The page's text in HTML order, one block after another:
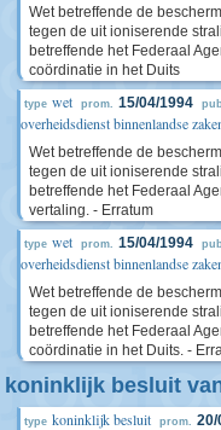
Wet betreffende de
tegen de uit ioniserende
betreffende het Federaal
coördinatie in het Duits
type wet prom. 15/04/1994
overheidsdienst binnenlandse
Wet betreffende de
tegen de uit ioniserende
betreffende het Federaal
vertaling. - Erratum
type wet prom. 15/04/1994
overheidsdienst binnenlandse
Wet betreffende de
tegen de uit ioniserende
betreffende het Federaal
coördinatie in het Duits. -
koninklijk besluit
type koninklijk besluit prom. 20/